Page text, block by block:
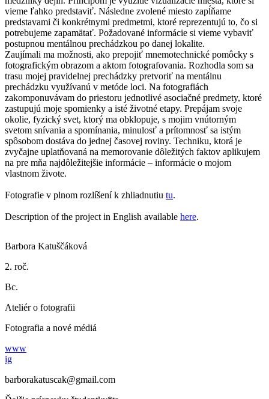
vieme ľahko predstaviť. Následne zvolené miesto zapĺňame
predstavami či konkrétnymi predmetmi, ktoré reprezentujú to, čo si
potrebujeme zapamätať. Požadované informácie si vieme vybaviť
postupnou mentálnou prechádzkou po danej lokalite.
Zaujímali ma možnosti, ako prepojiť mnemotechnické pomôcky s
fotografickým obrazom a aktom fotografovania. Rozhodla som sa
trasu mojej pravidelnej prechádzky pretvoriť na mentálnu
prechádzku využívanú v metóde loci. Na fotografiách
zakomponuvávam do priestoru jednotlivé asociačné predmety, ktoré
zastupujú moje spomienky a isté životné etapy. Prepájam svoje
okolie, fyzický svet, ktorý ma obklopuje, s mojim vnútorným
svetom snívania a spomínania, minulosť a prítomnosť sa istým
spôsobom dostáva do jednej časovej roviny. Techniku, ktorá je
zvyčajne uplatňovaná na memorovanie dôležitých faktov aplikujem
na pre mňa najdôležitejšie informácie – informácie o mojom
vlastnom živote.
Fotografie v plnom rozlíšení k zhliadnutiu tu.
Description of the project in English available here.
Barbora Katuščáková
2. roč.
Bc.
Ateliér o fotografii
Fotografia a nové médiá
www
ig
barborakatuscak@gmail.com